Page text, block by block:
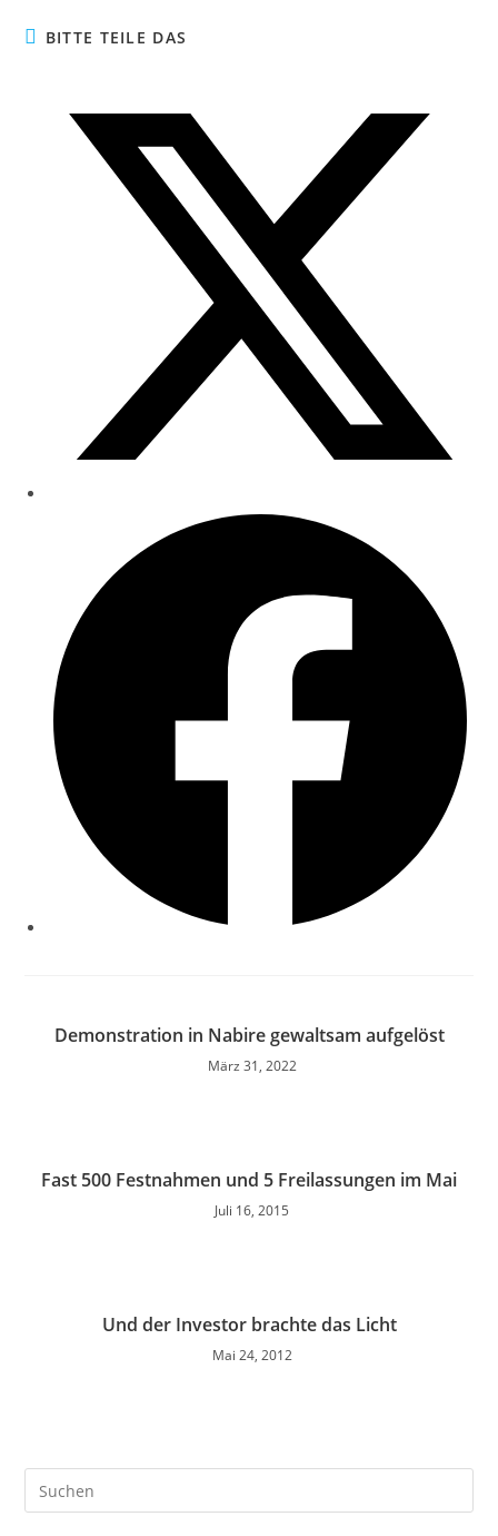
BITTE TEILE DAS
Demonstration in Nabire gewaltsam aufgelöst
März 31, 2022
Fast 500 Festnahmen und 5 Freilassungen im Mai
Juli 16, 2015
Und der Investor brachte das Licht
Mai 24, 2012